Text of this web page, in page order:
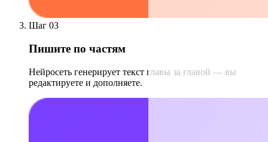
Шаг 03
Пишите по частям
Нейросеть генерирует текст главы за главой — вы
редактируете и дополняете.